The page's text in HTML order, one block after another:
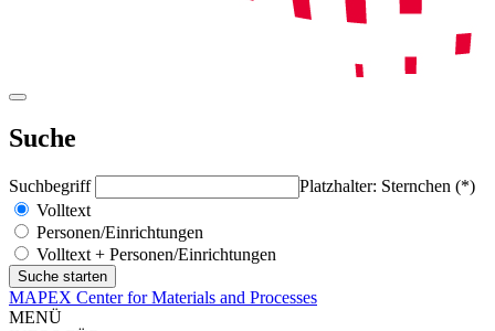
Suche
Suchbegriff
Platzhalter: Sternchen (*)
Volltext
Personen/Einrichtungen
Volltext + Personen/Einrichtungen
MAPEX Center for Materials and Processes
MENÜ